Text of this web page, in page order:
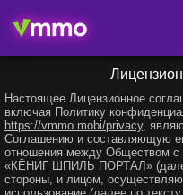
Настоящее Лицензионное
включая Политику
https://vmmo.mobi/privacy,
Соглашению и составляющую
отношения между Обществом с
«КЁНИГ ШПИЛЬ ПОРТАЛ»
стороны, и лицом,